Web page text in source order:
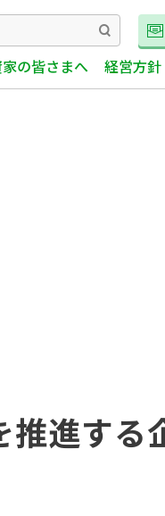
の皆さまへ 経営方針
推進す